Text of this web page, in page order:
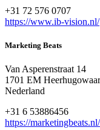
+31 72 576 0707
https://www.ib-vision.nl/
Marketing Beats
Van Asperenstraat 14
1701 EM
Nederland
+31 6 53886456
https://marketingbeats.nl/